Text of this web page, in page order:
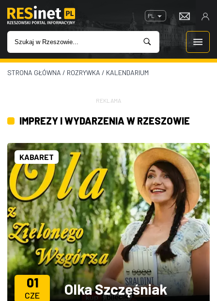
PL
WIADOMOŚCI
IMPREZY
ROZRYWKA
W KINACH
GASTRONOMIA
ZDJĘCIA
W RZESZOWIE
STRONA GŁÓWNA / ROZRYWKA / KALENDARIUM
REKLAMA
IMPREZY I WYDARZENIA W RZESZOWIE
KABARET
01
CZE Olka Szczęśniak